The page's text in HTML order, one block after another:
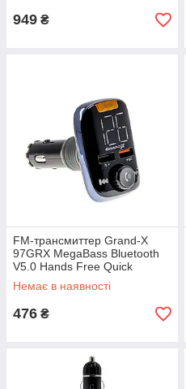
949 ₴
FM-трансмиттер Grand-X
97GRX MegaBass Bluetooth
V5.0 Hands Free Quick
Charge 3.0
Немає в наявності
476 ₴